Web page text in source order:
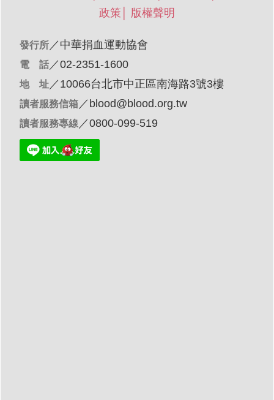
政策
版權聲明
發行所／ 中華捐血運動協會
電 話／02-2351-1600
地 址／10066台北市中正區南海路3號3樓
讀者服務信箱／ blood@blood.org.tw
讀者服務專線 ／0800-099-519